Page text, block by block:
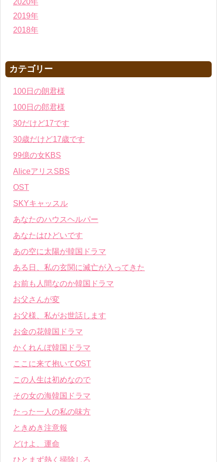
2020年
2019年
2018年
カテゴリー
100日の朗君様
100日の郎君様
30だけど17です
30歳だけど17歳です
99億の女KBS
AliceアリスSBS
OST
SKYキャッスル
あなたのハウスヘルパー
あなたはひどいです
あの空に太陽が韓国ドラマ
ある日、私の玄関に滅亡が入ってきた
お前も人間なのか韓国ドラマ
お父さんが変
お父様、私がお世話します
お金の花韓国ドラマ
かくれんぼ韓国ドラマ
ここに来て抱いてOST
この人生は初めなので
その女の海韓国ドラマ
たった一人の私の味方
ときめき注意報
どけよ、運命
ひとまず熱く掃除しろ